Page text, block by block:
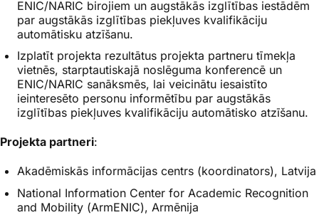
ENIC/NARIC birojiem un augstākās izglītības iestādēm
par augstākās izglītības piekļuves kvalifikāciju
automātisku atzīšanu.
Izplatīt projekta rezultātus projekta partneru tīmekļa
vietnēs, starptautiskajā noslēguma konferencē un
ENIC/NARIC sanāksmēs, lai veicinātu iesaistīto
ieinteresēto personu informētību par augstākās
izglītības piekļuves kvalifikāciju automātisko atzīšanu.
Projekta partneri:
Akadēmiskās informācijas centrs (koordinators), Latvija
National Information Center for Academic Recognition
and Mobility (ArmENIC), Armēnija